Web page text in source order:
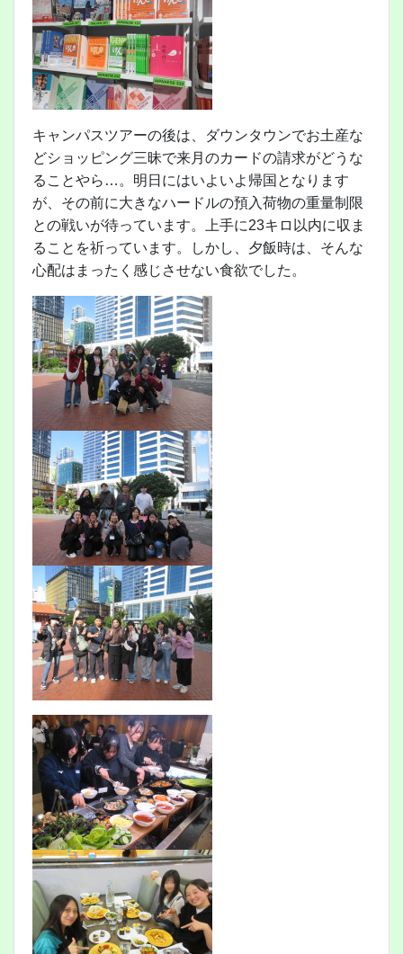
キャンパスツアーの後は、ダウンタウンでお土産な
どショッピング三昧で来月のカードの請求がどうな
ることやら…。明日にはいよいよ帰国となります
が、その前に大きなハードルの預入荷物の重量制限
との戦いが待っています。上手に23キロ以内に収ま
ることを祈っています。しかし、夕飯時は、そんな
心配はまったく感じさせない食欲でした。